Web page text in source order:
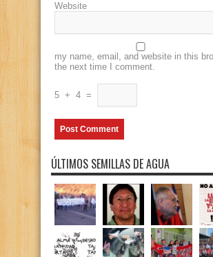
Website
my name, email, and website in this
the next time I comment.
5 + 4 =
ÚLTIMOS SEMILLAS DE AGUA